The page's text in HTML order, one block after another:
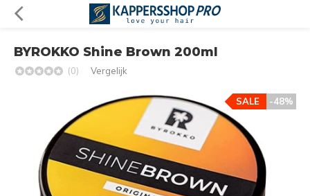
BYROKKO Shine Brown 200ml
(0) Vergelijk
-48%
SALE